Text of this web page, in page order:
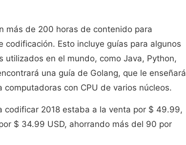
más de 200 horas de contenido para
Esto incluye guías para algunos
utilizados en el mundo, como Java, Python,
una guía de Golang, que le enseñará
con CPU de varios núcleos.
codificar 2018 estaba a la venta por $ 49.99,
$ 34.99 USD, ahorrando más del 90 por